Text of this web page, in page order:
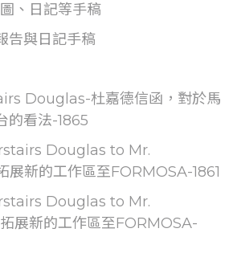
、日記等手稿
告與日記手稿
Douglas-杜嘉德信函，對於馬
的看法-1865
Douglas to Mr.
新的工作區至FORMOSA-1861
Douglas to Mr.
展新的工作區至FORMOSA-